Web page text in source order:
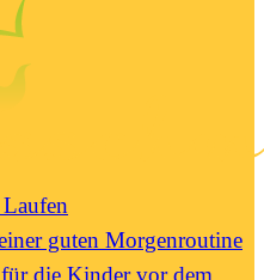
guten Morgenroutine
die Kinder vor dem